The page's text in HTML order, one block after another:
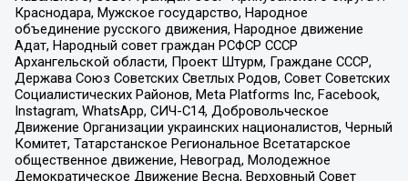
Краснодара, Мужское государство, Народное
объединение русского движения, Народное движение
Адат, Народный совет граждан РСФСР СССР
Архангельской области, Проект Штурм, Граждане СССР,
Держава Союз Советских Светлых Родов, Совет Советских
Социалистических Районов, Meta Platforms Inc, Facebook,
Instagram, WhatsApp, СИЧ-С14, Добровольческое
Движение Организации украинских националистов, Черный
Комитет, Татарстанское Региональное Всетатарское
общественное движение, Невоград, Молодежное
Демократическое Движение Весна, Верховный Совет